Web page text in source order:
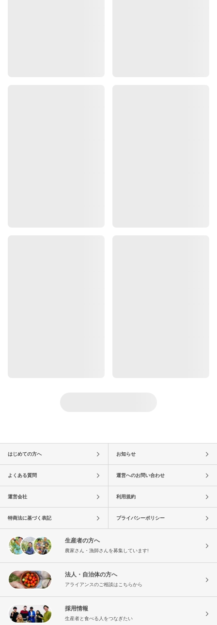
はじめての方へ お知らせ
よくある質問 運営へのお問い合わせ
運営会社 利用規約
特商法に基づく表記 プライバシーポリシー
生産者の方へ
農家さん・漁師さんを募集しています!
法人・自治体の方へ
アライアンスのご相談はこちらから
採用情報
生産者と食べる人をつなぎたい